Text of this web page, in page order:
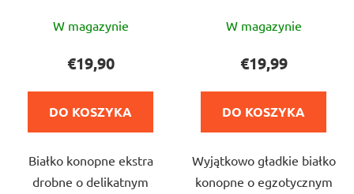
ocena
produktu
wynosi
na
gwiazdek.
W magazynie
€19,90
DO KOSZYKA
Białko konopne ekstra
drobne o delikatnym
W magazynie
€19,99
DO KOSZYKA
Wyjątkowo gładkie białko
konopne o egzotycznym